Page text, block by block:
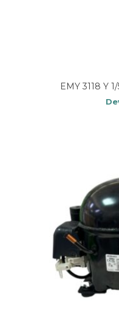
EMY 3118 Y